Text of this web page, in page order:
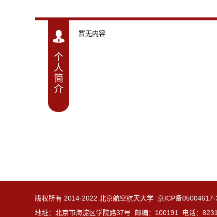
个
人
简
介
暂无内容
版权所有 2014-2022 北京航空航天大学 京ICP备
地址：北京市海淀区学院路37号 邮编：100191 电话：